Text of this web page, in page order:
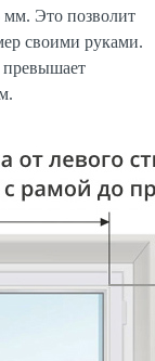
мм. Это позволит
своими руками.